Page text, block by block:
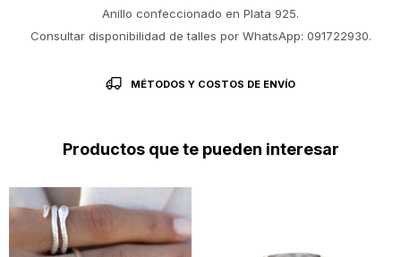
Anillo confeccionado en Plata 925.
Consultar disponibilidad de talles por WhatsApp: 091722930.
MÉTODOS Y COSTOS DE ENVÍO
Productos que te pueden interesar